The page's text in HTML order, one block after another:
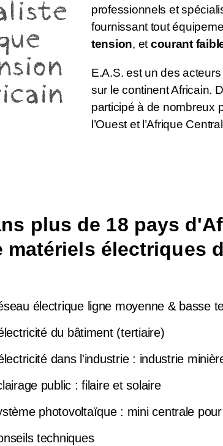
professionnels et
fournissant tout
tension, etcourant
E.A.S. est un des
sur le continent Africain.
participé à de nombreux
l’Ouest et l’Afrique
plus de 18 pays
électriques
électrique ligne moyenne & basse
du bâtiment (tertiaire)
dans l'industrie : industrie
public : filaire et solaire
photovoltaïque : mini centrale
techniques